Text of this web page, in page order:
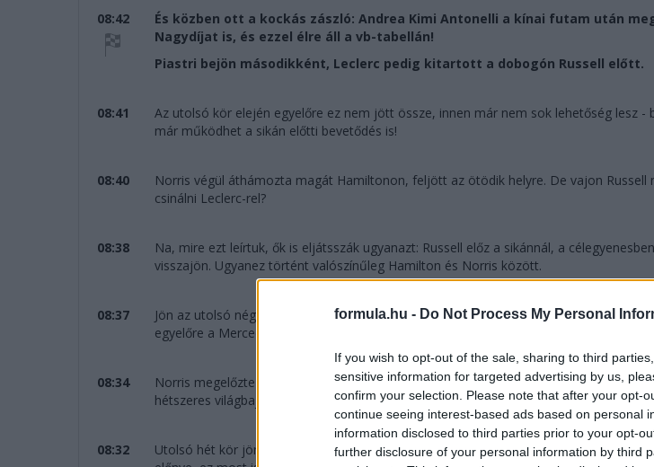
formula.hu - Do Not Process My Personal
If you wish to opt-out of the sale, sharing to third
sensitive information for targeted advertising by us,
confirm your selection. Please note that after your opt-
continue seeing interest-based ads based on personal
information disclosed to third parties prior to your opt-
further disclosure of your personal information by third
08:42
És közben ott a kockás zászló: Andrea Kimi Antonelli a kínai futam után
Nagydíjat is, és ezzel élre áll a vb-tabellán!
Piastri bejön másodikként, Leclerc pedig kitartott a dobogón Russell előtt.
08:41
Az utolsó kör elején egyelőre ez nem jött össze, innen már nem sok lehetőség lesz -
már működhet a sikán előtti bevetődés is!
08:40
Norris végül áthámozta magát Hamiltonon, feljött az ötödik helyre. De vajon Russell
csinálni Leclerc-rel?
08:38
Na, mire ezt leírtuk, ők is eljátsszák ugyanazt: Russell előz a sikánnál, a
visszajön. Ugyanez történt valószínűleg Hamilton és Norris között.
08:37
Jön az utolsó négy kör, a dobogó alsó fokáért lehet még összecsapás Leclerc és
egyelőre a Mercedes nem boldogul a Ferrarival...
08:34
Norris megelőzte a sikánnál Hamiltont, de ahogy azt ezen a futamon már sokszor
hétszeres világbajnok a célegyenesben visszavette tőle a pozíciót. Ez ma a "verseny"
08:32
Utolsó hét kör jön, Antonelli 13 másodperccel vezet Piastri előtt - tiszta levegőben